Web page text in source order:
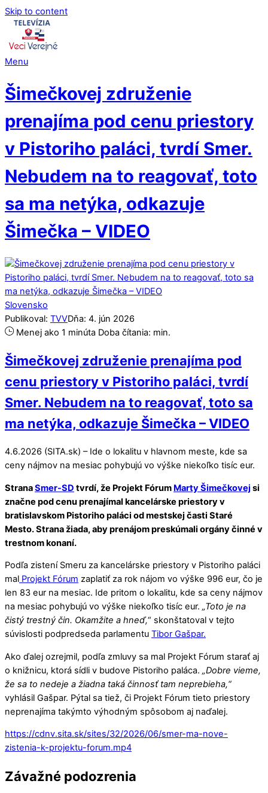
Skip to content
Menu
Šimečkovej združenie
prenajíma pod cenu priestory
v Pistoriho paláci, tvrdí Smer.
Nebudem na to reagovať, toto
sa ma netýka, odkazuje
Šimečka – VIDEO
Slovensko
Publikoval: TVVDňa: 4. jún 2026
Menej ako 1 minúta Doba čítania: min.
Šimečkovej združenie prenajíma pod
cenu priestory v Pistoriho paláci, tvrdí
Smer. Nebudem na to reagovať, toto sa
ma netýka, odkazuje Šimečka – VIDEO
4.6.2026 (SITA.sk) – Ide o lokalitu v hlavnom meste, kde sa
ceny nájmov na mesiac pohybujú vo výške niekoľko tisíc eur.
StranaSmer-SD tvrdí, že Projekt Fórum Marty Šimečkovej si
značne pod cenu prenajímal kancelárske priestory v
bratislavskom Pistoriho paláci od mestskej časti Staré
Mesto. Strana žiada, aby prenájom preskúmali orgány činné v
trestnom konaní.
Podľa zistení Smeru za kancelárske priestory v Pistoriho paláci
mal Projekt Fórum zaplatiť za rok nájom vo výške 996 eur, čo je
len 83 eur na mesiac. Ide pritom o lokalitu, kde sa ceny nájmov
na mesiac pohybujú vo výške niekoľko tisíc eur. „Toto je na
čistý trestný čin. Okamžite a hneď,“ skonštatoval v tejto
súvislosti podpredseda parlamentu Tibor Gašpar.
Ako ďalej ozrejmil, podľa zmluvy sa mal Projekt Fórum starať aj
o knižnicu, ktorá sídli v budove Pistoriho paláca. „Dobre vieme,
že sa to nedeje a žiadna taká činnosť tam neprebieha,“
vyhlásil Gašpar. Pýtal sa tiež, či Projekt Fórum tieto priestory
neprenajíma takýmto výhodným spôsobom aj naďalej.
https://cdnv.sita.sk/sites/32/2026/06/smer-ma-nove-
zistenia-k-projektu-forum.mp4
Závažné podozrenia